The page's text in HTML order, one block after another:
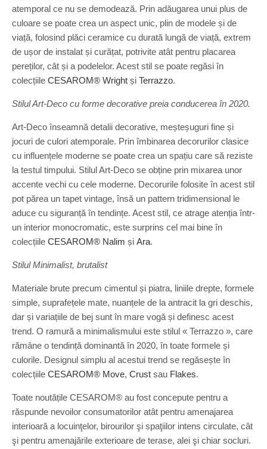
atemporal ce nu se demodează. Prin adăugarea unui plus de
culoare se poate crea un aspect unic, plin de modele și de
viață, folosind plăci ceramice cu durată lungă de viață, extrem
de ușor de instalat și curățat, potrivite atât pentru placarea
pereților, cât și a podelelor. Acest stil se poate regăsi în
colecțiile CESAROM® Wright și Terrazzo.
Stilul Art-Deco cu forme decorative preia conducerea în 2020.
Art-Deco înseamnă detalii decorative, meșteșuguri fine și
jocuri de culori atemporale. Prin îmbinarea decorurilor clasice
cu influențele moderne se poate crea un spațiu care să reziste
la testul timpului. Stilul Art-Deco se obține prin mixarea unor
accente vechi cu cele moderne. Decorurile folosite în acest stil
pot părea un tapet vintage, însă un pattern tridimensional le
aduce cu siguranță în tendințe. Acest stil, ce atrage atenția într-
un interior monocromatic, este surprins cel mai bine în
colecțiile CESAROM® Nalim și Ara.
Stilul Minimalist, brutalist
Materiale brute precum cimentul și piatra, liniile drepte, formele
simple, suprafețele mate, nuanțele de la antracit la gri deschis,
dar și variațiile de bej sunt în mare vogă și definesc acest
trend. O ramură a minimalismului este stilul « Terrazzo », care
rămâne o tendință dominantă în 2020, în toate formele și
culorile. Designul simplu al acestui trend se regăsește în
colecțiile CESAROM® Move, Crust sau Flakes.
Toate noutățile CESAROM® au fost concepute pentru a
răspunde nevoilor consumatorilor atât pentru amenajarea
interioară a locuinţelor, birourilor şi spaţiilor intens circulate, cât
şi pentru amenajările exterioare de terase, alei şi chiar socluri.